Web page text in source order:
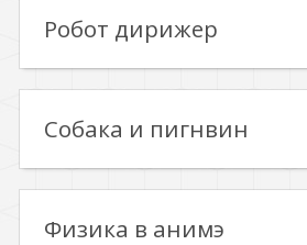
Робот дирижер
Собака и пигнвин
Физика в анимэ